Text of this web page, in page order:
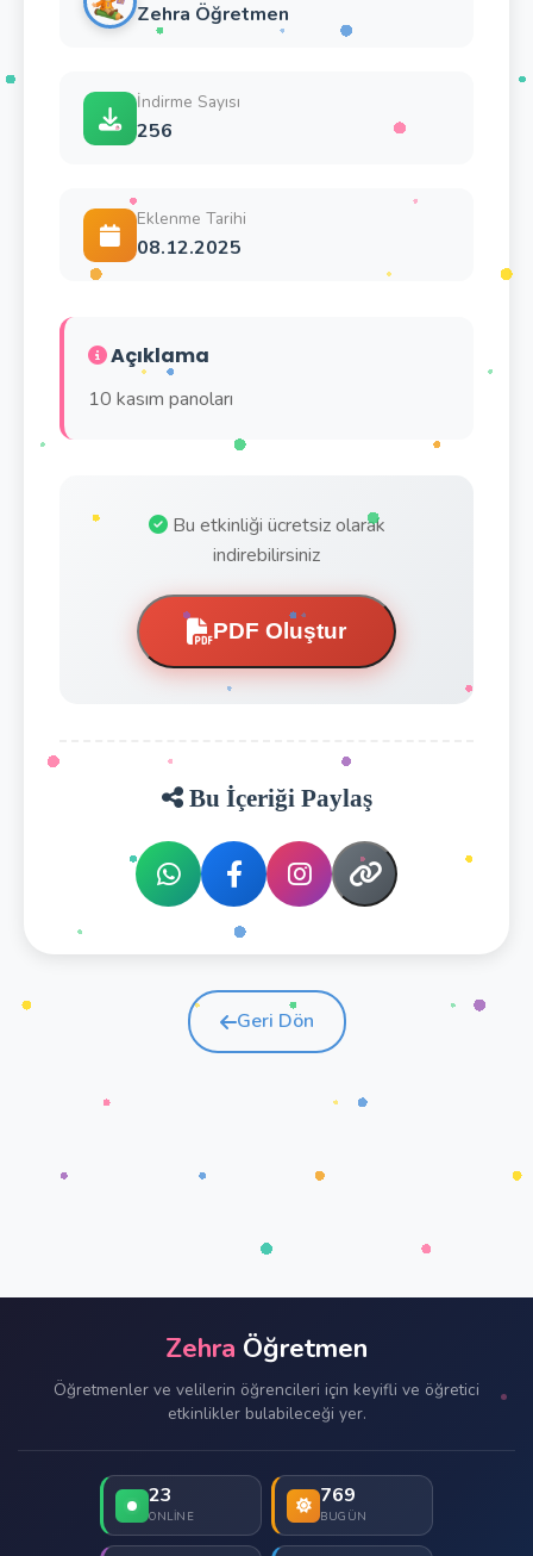
Zehra Öğretmen
İndirme Sayısı
256
Eklenme Tarihi
08.12.2025
Açıklama
10 kasım panoları
Bu etkinliği ücretsiz olarak
indirebilirsiniz
PDF Oluştur
Bu İçeriği Paylaş
Geri Dön
Zehra Öğretmen
Öğretmenler ve velilerin öğrencileri için keyifli ve öğretici
etkinlikler bulabileceği yer.
23
ONLINE
769
BUGÜN